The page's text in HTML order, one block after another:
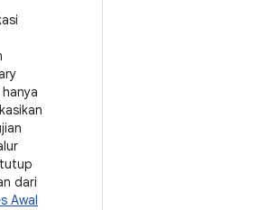
dari
Awal